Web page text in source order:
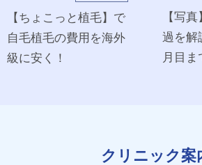
【ちょこっと植毛】で
自毛植毛の費用を海外
級に安く！
【写
過を解
月目ま
クリニック案